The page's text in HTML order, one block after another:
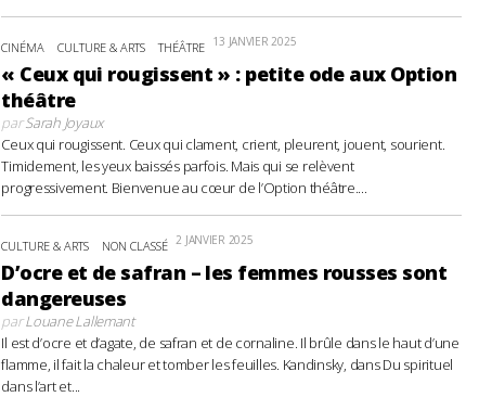
CINÉMA CULTURE & ARTS THÉÂTRE 13 JANVIER 2025
« Ceux qui rougissent » : petite ode aux Option
théâtre
parSarah Joyaux
Ceux qui rougissent. Ceux qui clament, crient, pleurent, jouent, sourient.
Timidement, les yeux baissés parfois. Mais qui se relèvent
progressivement. Bienvenue au cœur de l’Option théâtre....
CULTURE & ARTS NON CLASSÉ 2 JANVIER 2025
D’ocre et de safran – les femmes rousses sont
dangereuses
parLouane Lallemant
Il est d’ocre et d’agate, de safran et de cornaline. Il brûle dans le haut d’une
flamme, il fait la chaleur et tomber les feuilles. Kandinsky, dans Du spirituel
dans l’art et...